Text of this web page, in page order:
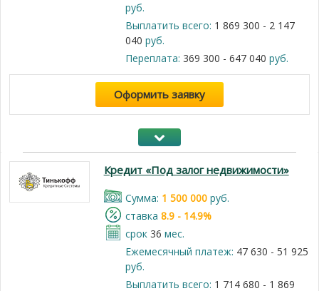
руб.
Выплатить всего: 1 869 300 - 2 147
040 руб.
Переплата: 369 300 - 647 040 руб.
Оформить заявку
Кредит «Под залог недвижимости»
Cумма: 1 500 000руб.
cтавка 8.9 - 14.9%
срок 36 мес.
Ежемесячный платеж: 47 630 - 51 925
руб.
Выплатить всего: 1 714 680 - 1 869